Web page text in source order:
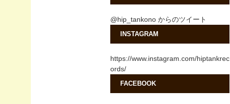
@hip_tankono からのツイート
INSTAGRAM
https://www.instagram.com/hiptankrec
ords/
FACEBOOK